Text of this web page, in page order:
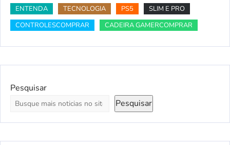
ENTENDA
TECNOLOGIA PS5
SLIM E PRO
CONTROLESCOMPRAR
CADEIRA GAMERCOMPRAR
Pesquisar
Pesquisar